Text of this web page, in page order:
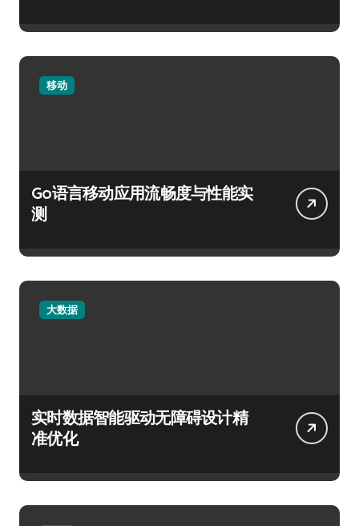
移动
Go语言移动应用流畅度与性能实
测
大数据
实时数据智能驱动无障碍设计精
准优化